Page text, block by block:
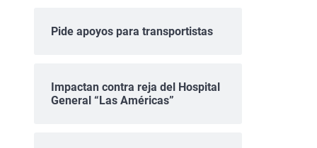
Pide apoyos para transportistas
Impactan contra reja del Hospital
General “Las Américas”